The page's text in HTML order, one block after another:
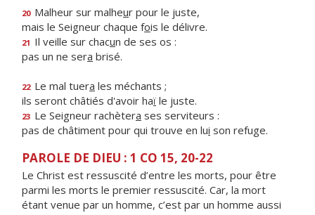
20 Malheur sur malheur pour le juste,
mais le Seigneur chaque fois le délivre.
21 Il veille sur chacun de ses os :
pas un ne sera brisé.
22 Le mal tuera les méchants ;
ils seront châtiés d'avoir haï le juste.
23 Le Seigneur rachètera ses serviteurs :
pas de châtiment pour qui trouve en lui son refuge.
PAROLE DE DIEU : 1 CO 15, 20-22
Le Christ est ressuscité d’entre les morts, pour être
parmi les morts le premier ressuscité. Car, la mort
étant venue par un homme, c’est par un homme aussi